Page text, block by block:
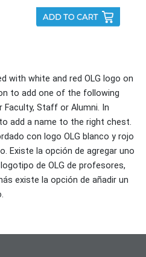
with white and red OLG logo on
to add one of the following
Faculty, Staff or Alumni. In
add a name to the right chest.
con logo OLG blanco y rojo
Existe la opción de agregar uno
de OLG de profesores,
existe la opción de añadir un